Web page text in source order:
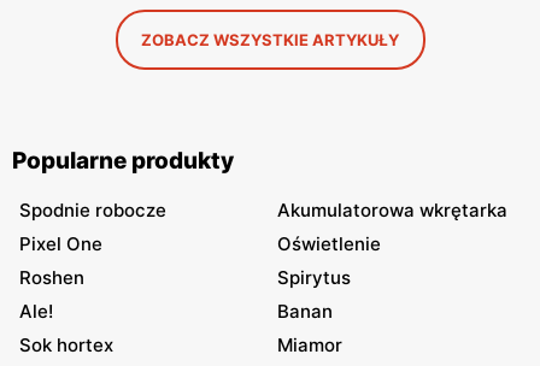
ZOBACZ WSZYSTKIE ARTYKUŁY
Popularne produkty
Spodnie robocze
Akumulatorowa wkrętarka
Pixel One
Oświetlenie
Roshen
Spirytus
Ale!
Banan
Sok hortex
Miamor